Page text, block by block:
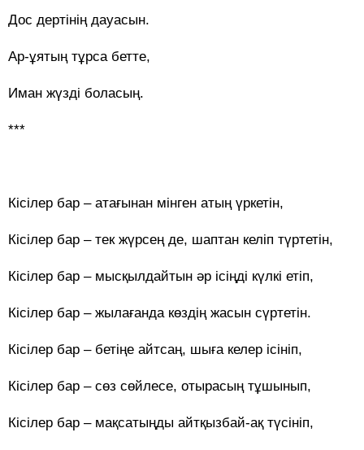
Дос дертінің дауасын.
Ар-ұятың тұрса бетте,
Иман жүзді боласың.
***
Кісілер бар – атағынан мінген атың үркетін,
Кісілер бар – тек жүрсең де, шаптан келіп түртетін,
Кісілер бар – мысқылдайтын әр ісіңді күлкі етіп,
Кісілер бар – жылағанда көздің жасын сүртетін.
Кісілер бар – бетіңе айтсаң, шыға келер ісініп,
Кісілер бар – сөз сөйлесе, отырасың тұшынып,
Кісілер бар – мақсатыңды айтқызбай-ақ түсініп,